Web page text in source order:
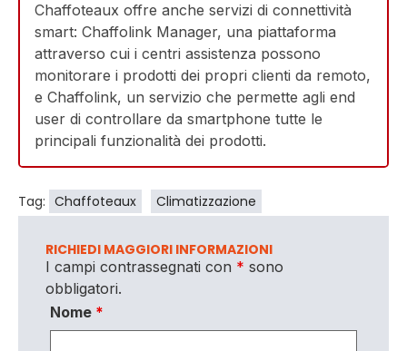
Chaffoteaux offre anche servizi di connettività
smart: Chaffolink Manager, una piattaforma
attraverso cui i centri assistenza possono
monitorare i prodotti dei propri clienti da remoto,
e Chaffolink, un servizio che permette agli end
user di controllare da smartphone tutte le
principali funzionalità dei prodotti.
Tag: Chaffoteaux Climatizzazione
RICHIEDI MAGGIORI INFORMAZIONI
I campi contrassegnati con * sono
obbligatori.
Nome *